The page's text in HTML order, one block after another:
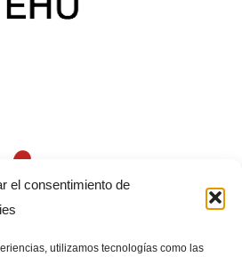
el consentimiento de
utilizamos tecnologías como las